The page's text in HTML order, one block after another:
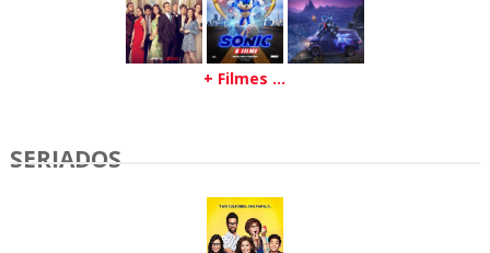
+ Filmes ...
SERIADOS